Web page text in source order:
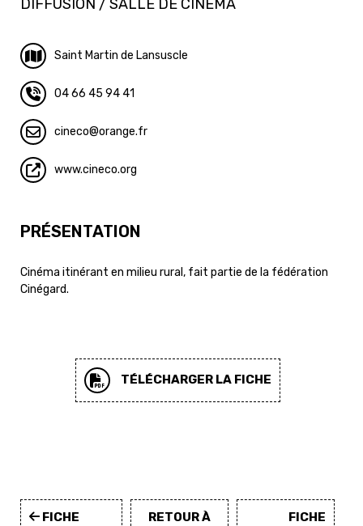
DIFFUSION / SALLE DE CINÉMA
Saint Martin de Lansuscle
04 66 45 94 41
cineco orange.fr
www.cineco.org
PRÉSENTATION
Cinéma itinérant en milieu rural, fait partie de la fédération
Cinégard.
TÉLÉCHARGER LA FICHE
FICHE
RETOUR À
FICHE